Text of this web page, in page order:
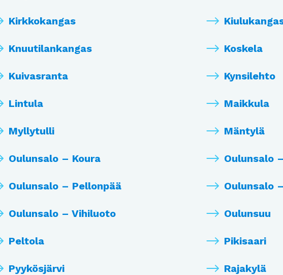
Kirkkokangas
Knuutilankangas Koskela
Kuivasranta Kynsilehto
Lintula Maikkula
Myllytulli Mäntylä
Oulunsalo – Koura Oulunsalo
Oulunsalo – Pellonpää Oulunsalo
Oulunsalo – Vihiluoto Oulunsuu
Peltola Pikisaari
Pyykösjärvi Rajakylä